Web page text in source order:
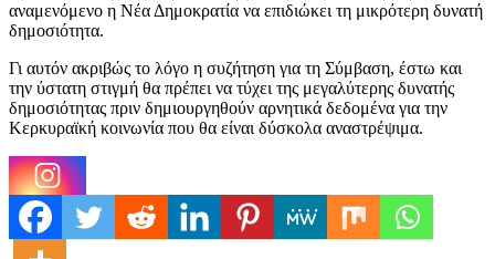
αναμενόμενο η Νέα Δημοκρατία να επιδιώκει τη μικρότερη δυνατή
δημοσιότητα.
Γι αυτόν ακριβώς το λόγο η συζήτηση για τη Σύμβαση, έστω και
την ύστατη στιγμή θα πρέπει να τύχει της μεγαλύτερης δυνατής
δημοσιότητας πριν δημιουργηθούν αρνητικά δεδομένα για την
Κερκυραϊκή κοινωνία που θα είναι δύσκολα αναστρέψιμα.